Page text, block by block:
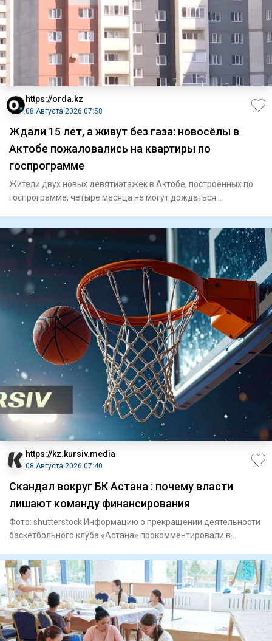
https://orda.kz
08 Августа 2026 07:58
Ждали 15 лет, а живут без газа: новосёлы в
Актобе пожаловались на квартиры по
госпрограмме
Жители двух новых девятиэтажек в Актобе, построенных по
госпрограмме, четыре месяца не могут дождаться
https://kz.kursiv.media
08 Августа 2026 07:40
Скандал вокруг БК Астана : почему власти
лишают команду финансирования
Фото: shutterstock Информацию о прекращении деятельности
баскетбольного клуба «Астана» прокомментировали в